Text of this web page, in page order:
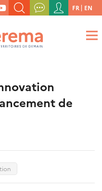
ETC.
Menu
du
compte
de
FR EN
de